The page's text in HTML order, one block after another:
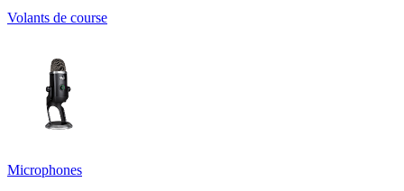
Volants de course
Microphones